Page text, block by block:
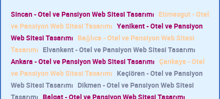
Sincan - Otel ve Pansiyon Web Sitesi Tasarımı Etimesgut - Otel
ve Pansiyon Web Sitesi Tasarımı Yenikent - Otel ve Pansiyon
Web Sitesi Tasarımı Bağlıca - Otel ve Pansiyon Web Sitesi
Tasarımı Elvankent - Otel ve Pansiyon Web Sitesi Tasarımı
Ankara - Otel ve Pansiyon Web Sitesi Tasarımı Çankaya - Otel
ve Pansiyon Web Sitesi Tasarımı Keçiören - Otel ve Pansiyon
Web Sitesi Tasarımı Dikmen - Otel ve Pansiyon Web Sitesi
Tasarımı Balgat - Otel ve Pansiyon Web Sitesi Tasarımı